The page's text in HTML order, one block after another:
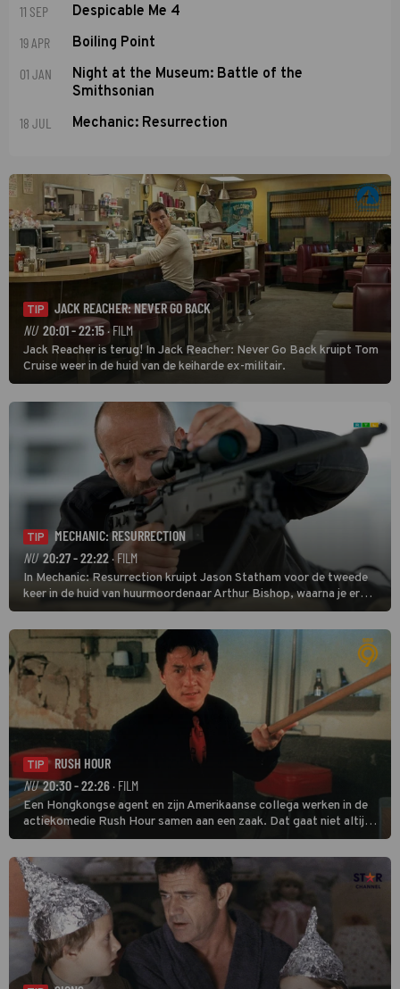
11 SEP Despicable Me 4
19 APR Boiling Point
01 JAN
Night at the Museum: Battle of the
Smithsonian
18 JUL Mechanic: Resurrection
TIP
JACK REACHER: NEVER GO BACK
NU 20:01 - 22:15· FILM
Jack Reacher is terug! In Jack Reacher: Never Go Back kruipt Tom
Cruise weer in de huid van de keiharde ex-militair.
TIP
MECHANIC: RESURRECTION
NU 20:27 - 22:22· FILM
In Mechanic: Resurrection kruipt Jason Statham voor de tweede
keer in de huid van huurmoordenaar Arthur Bishop, waarna je er
donder op kunt zeggen dat er van Bishops geplande pensioen niet
veel terechtkomt.
TIP
RUSH HOUR
NU 20:30 - 22:26· FILM
Een Hongkongse agent en zijn Amerikaanse collega werken in de
actiekomedie Rush Hour samen aan een zaak. Dat gaat niet altijd
van een leien dakje.